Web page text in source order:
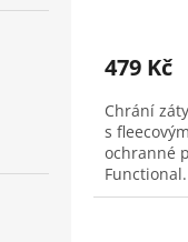
479 Kč
Chrání
s
ochranné
Functional.